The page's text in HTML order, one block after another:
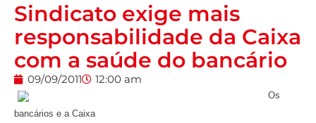
Sindicato exige mais
responsabilidade da Caixa
com a saúde do bancário
09/09/2011 12:00 am
Os
bancários e a Caixa